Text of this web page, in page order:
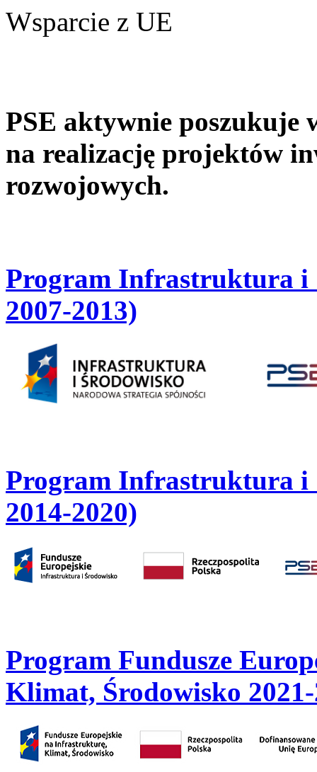
Wsparcie z UE
PSE aktywnie poszukuje
na realizację projektów
rozwojowych.
Program Infrastruktura i
2007-2013)
Program Infrastruktura i
2014-2020)
Program Fundusze
Klimat, Środowisko